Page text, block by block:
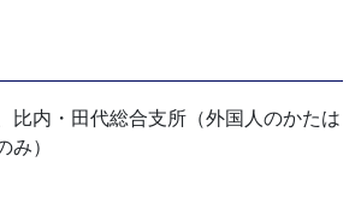
比内・田代総合支所（外国人のかたは
）